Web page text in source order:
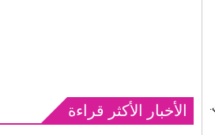
الأخبار الأكثر قراءة